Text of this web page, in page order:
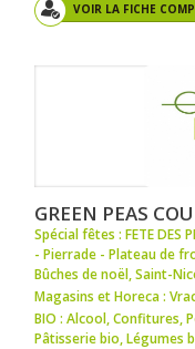
VOIR LA FICHE
GREEN PEAS
Spécial fêtes : FETE DES
- Pierrade - Plateau de
Bûches de noël,Saint-
Magasins et Horeca :
BIO : Alcool,Confitures,
Pâtisserie bio,Légumes